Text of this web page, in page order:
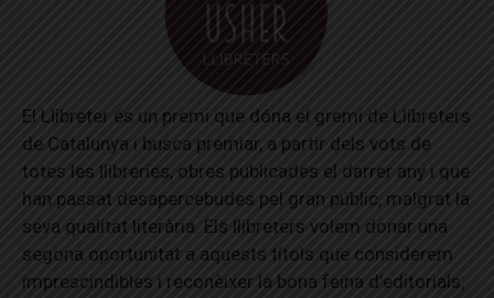
El Llibreter és un premi que dóna el gremi de Llibreters
de Catalunya i busca premiar, a partir dels vots de
totes les llibreries, obres publicades el darrer any i que
han passat desapercebudes pel gran públic, malgrat la
seva qualitat literària. Els llibreters volem donar una
segona oportunitat a aquests títols que considerem
imprescindibles i reconèixer la bona feina d’editorials,